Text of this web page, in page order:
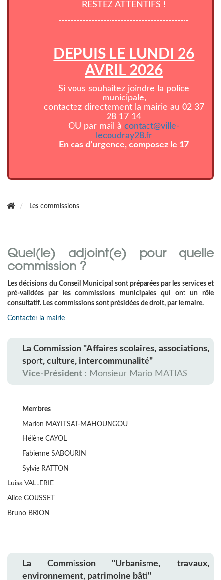
RESTEZ ATTENTIFS !
--------------------------------------------
DEPUIS LE LUNDI 26
AVRIL 2026
Si vous souhaitez joindre la police
municipale,
contactez directement la mairie au 02 37
28 17 14
OU par mail àcontact@ville-
lecoudray28.fr
En cas d’urgence, composez le 17
Les commissions
Quel(le) adjoint(e) pour quelle
commission ?
Les décisions du Conseil Municipal sont préparées par les services et
pré-validées par les commissions municipales qui ont un rôle
consultatif. Les commissions sont présidées de droit, par le maire.
Contacter la mairie
La Commission "Affaires scolaires, associations,
sport, culture, intercommunalité"
Vice-Président : Monsieur Mario MATIAS
Membres
Marion MAYITSAT-MAHOUNGOU
Hélène CAYOL
Fabienne SABOURIN
Sylvie RATTON
Luisa VALLERIE
Alice GOUSSET
Bruno BRION
La Commission "Urbanisme, travaux,
environnement, patrimoine bâti"